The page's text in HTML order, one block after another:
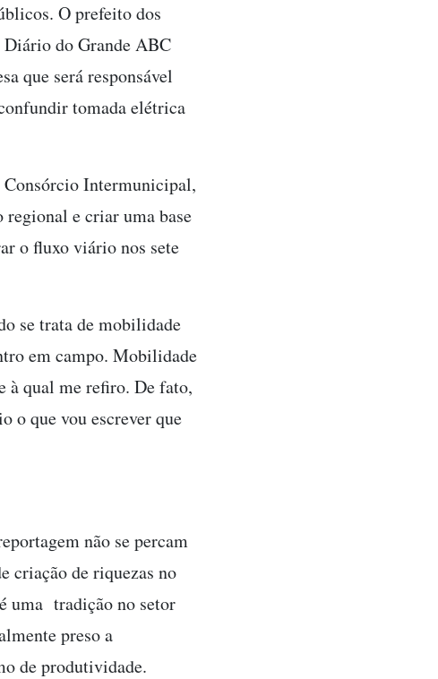
O prefeito dos
do Grande ABC
que será responsável
tomada elétrica
Intermunicipal,
e criar uma base
o fluxo viário nos sete
se trata de mobilidade
em campo. Mobilidade
à qual me refiro. De fato,
o que vou escrever que
não se percam
criação de riquezas no
uma tradição no setor
preso a
de produtividade.